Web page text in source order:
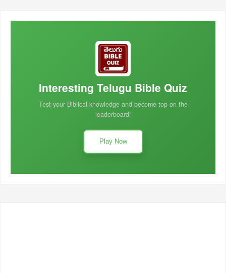
Interesting Telugu Bible Quiz
Test your Biblical knowledge and become top on the
leaderboard!
Play Now